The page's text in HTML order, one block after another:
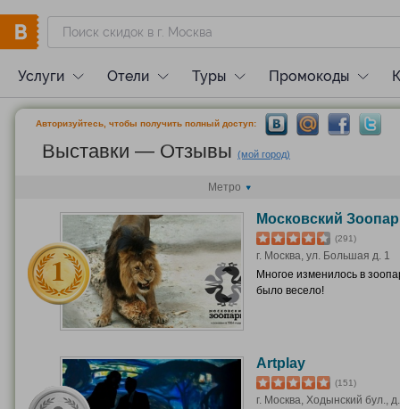
Услуги Отели Туры Промокоды
Авторизуйтесь, чтобы получить полный доступ:
Выставки — Отзывы (мой город)
Метро
Московский
(291)
г. Москва, ул. Большая д. 1
Многое изменилось в
было весело!
Artplay
(151)
г. Москва, Ходынский бул.,